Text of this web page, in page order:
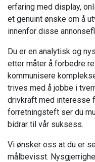
erfaring med display,
et genuint ønske om å
innenfor disse
Du er en analytisk og
etter måter å forbedre
kommunisere
trives med å jobbe i
drivkraft med interesse
forretningsteft ser du
bidrar til vår suksess.
Vi ønsker oss at du er
målbevisst.